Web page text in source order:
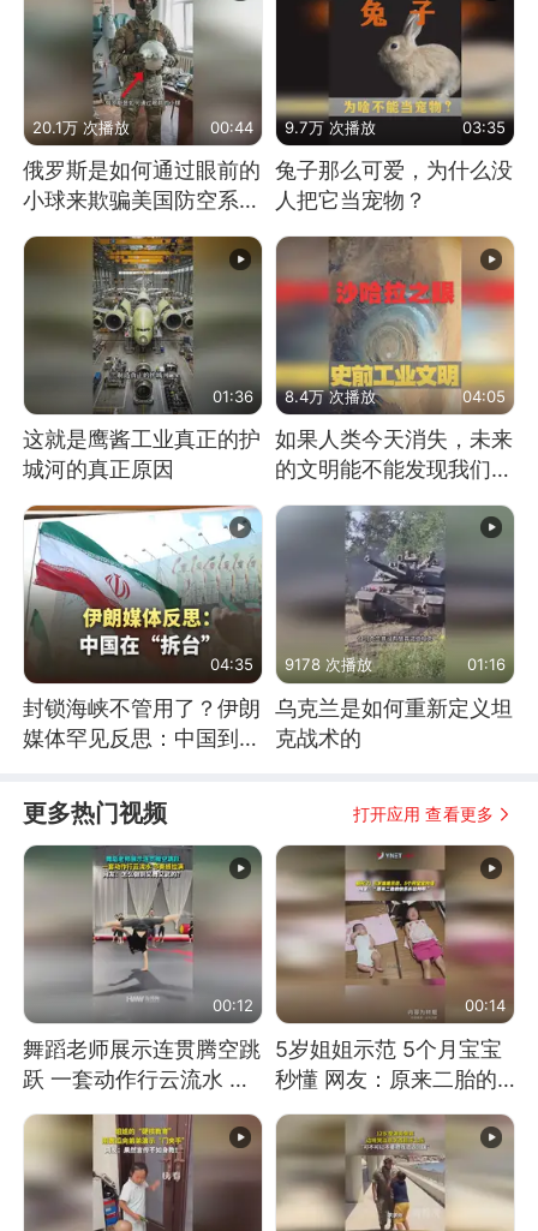
20.1万 次播放 00:44
俄罗斯是如何通过眼前的
小球来欺骗美国防空系统
的
9.7万 次播放 03:35
兔子那么可爱，为什么没
人把它当宠物？
01:36
这就是鹰酱工业真正的护
城河的真正原因
8.4万 次播放 04:05
如果人类今天消失，未来
的文明能不能发现我们存
04:35
封锁海峡不管用了？伊朗
媒体罕见反思：中国到底
9178 次播放 01:16
乌克兰是如何重新定义坦
克战术的
更多热门视频 打开应用 查看更多
00:12
舞蹈老师展示连贯腾空跳
跃 一套动作行云流水 节
奏感拉满 网友：怎么做
到又舞又武的？
00:14
5岁姐姐示范 5个月宝宝
秒懂 网友：原来二胎的
快乐长这样